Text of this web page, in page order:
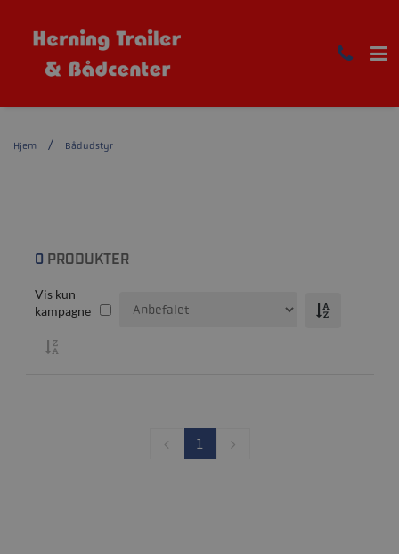
Hjem Bådudstyr
0 PRODUKTER
Vis kun
kampagne
1